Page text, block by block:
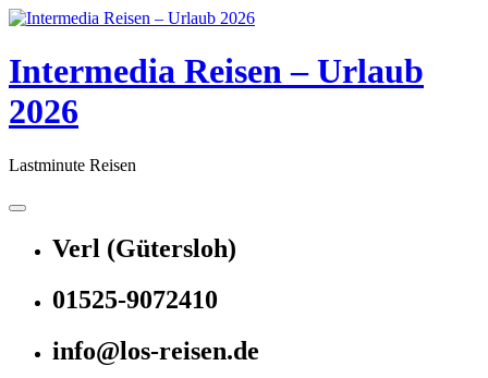
Skip
content
Intermedia Reisen – Urlaub
2026
Lastminute Reisen
Verl (Gütersloh)
01525-9072410
info@los-reisen.de